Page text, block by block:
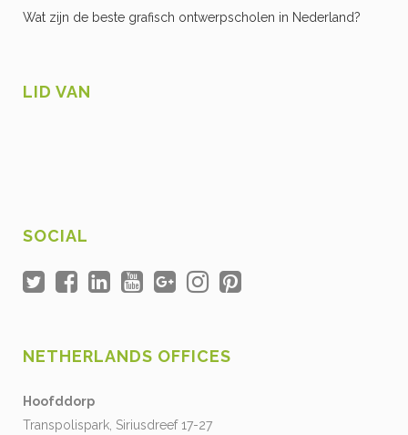
Wat zijn de beste grafisch ontwerpscholen in Nederland?
LID VAN
SOCIAL
NETHERLANDS OFFICES
Hoofddorp
Transpolispark, Siriusdreef 17-27